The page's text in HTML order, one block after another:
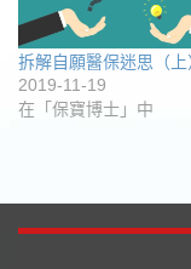
拆解自願醫保迷思（上
2019-11-19
在「保寶博士」中